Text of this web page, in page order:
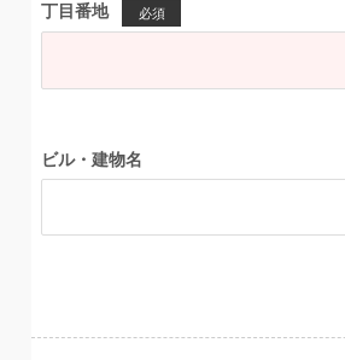
丁目番地 必須
ビル・建物名